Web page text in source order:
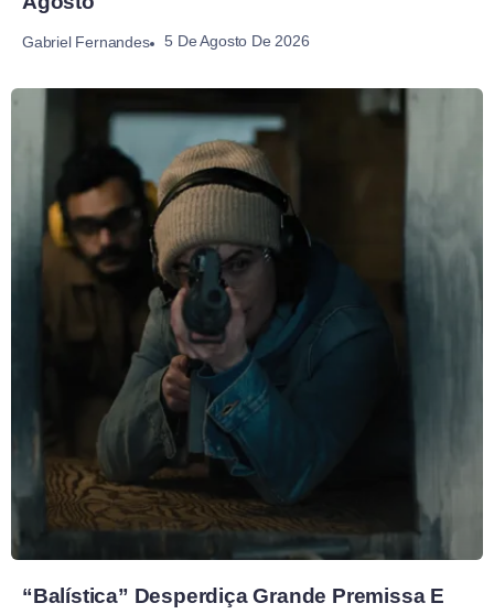
Gabriel Fernandes 5 De Agosto De 2026
“Balística” Desperdiça Grande Premissa E